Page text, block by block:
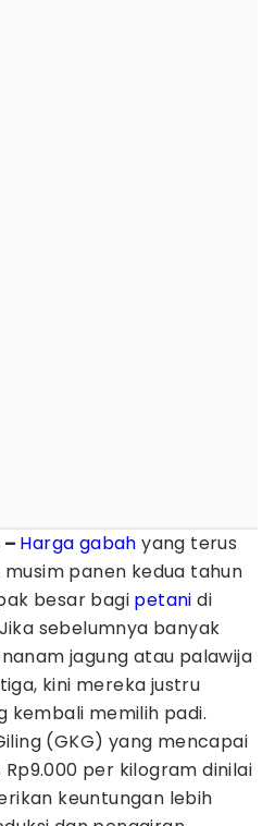
Harga gabah yang terus
panen kedua tahun
besar bagi petani di
sebelumnya banyak
jagung atau palawija
kini mereka justru
memilih padi.
(GKG) yang mencapai
per kilogram dinilai
keuntungan lebih